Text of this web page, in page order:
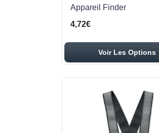
Appareil Finder
4,72€
Voir Les Options